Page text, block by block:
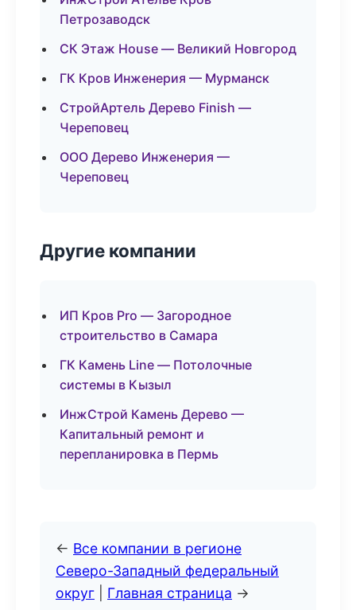
Петрозаводск
СК Этаж House — Великий Новгород
ГК Кров Инженерия — Мурманск
СтройАртель Дерево Finish —
Череповец
ООО Дерево Инженерия —
Череповец
Другие компании
ИП Кров Pro — Загородное
строительство в Самара
ГК Камень Line — Потолочные
системы в Кызыл
ИнжСтрой Камень Дерево —
Капитальный ремонт и
перепланировка в Пермь
← Все компании в регионе
Северо-Западный федеральный
округ
Главная страница →